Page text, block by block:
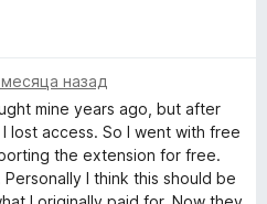
назад
mine years ago, but after
lost access. So I went with free
the extension for free.
I think this should be